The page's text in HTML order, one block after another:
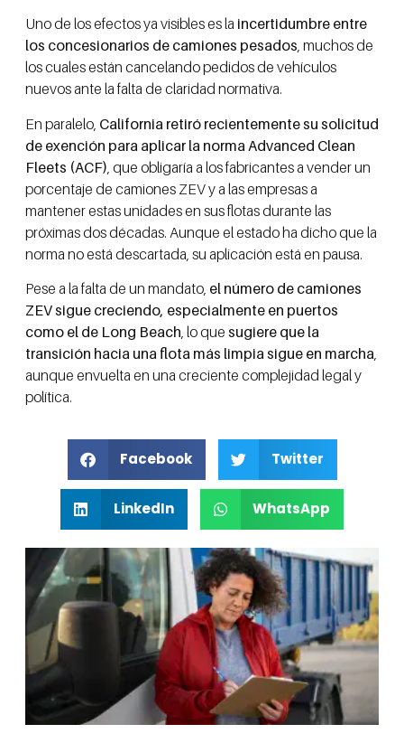
Uno de los efectos ya visibles es la incertidumbre entre
los concesionarios de camiones pesados, muchos de
los cuales están cancelando pedidos de vehículos
nuevos ante la falta de claridad normativa.
En paralelo, California retiró recientemente su solicitud
de exención para aplicar la norma Advanced Clean
Fleets (ACF) , que obligaría a los fabricantes a vender un
porcentaje de camiones ZEV y a las empresas a
mantener estas unidades en sus flotas durante las
próximas dos décadas. Aunque el estado ha dicho que la
norma no está descartada, su aplicación está en pausa.
Pese a la falta de un mandato, el número de camiones
ZEV sigue creciendo, especialmente en puertos
como el de Long Beach, lo que sugiere que la
transición hacia una flota más limpia sigue en marcha,
aunque envuelta en una creciente complejidad legal y
política.
Facebook Twitter
LinkedIn WhatsApp